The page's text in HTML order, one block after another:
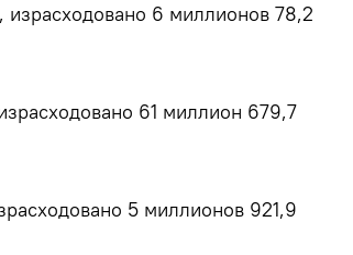
6 миллионов 78,2
61 миллион 679,7
5 миллионов 921,9